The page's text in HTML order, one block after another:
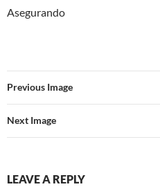
Asegurando
Previous Image
Next Image
LEAVE A REPLY